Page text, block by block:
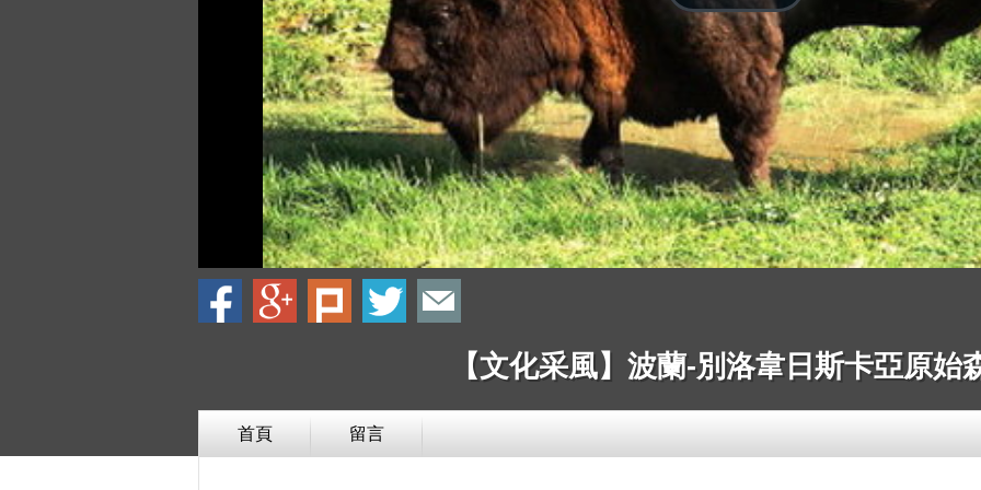
【文化采風】波蘭-別洛韋日斯卡亞原始
首頁 留言